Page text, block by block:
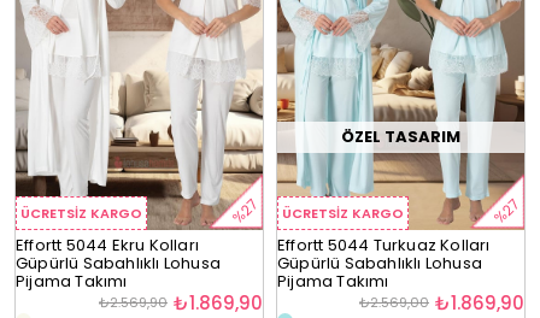
ÜCRETSIZ KARGO %27
Effortt 5044 Ekru Kolları
Güpürlü Sabahlıklı Lohusa
Pijama Takımı
₺1.869,90
₺2.569,90
ÜCRETSIZ KARGO %27
Effortt 5044 Turkuaz Kolları
Güpürlü Sabahlıklı Lohusa
Pijama Takımı
₺1.869,90
₺2.569,00
ÖZEL TASARIM